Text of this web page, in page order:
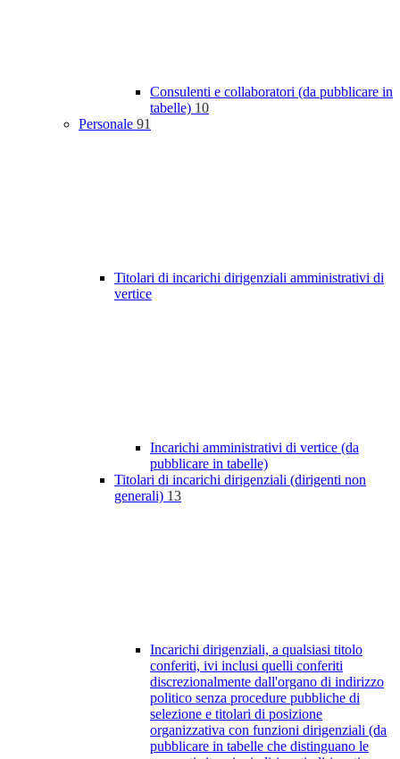
Consulenti e collaboratori (da pubblicare in
tabelle) 10
Personale 91
Titolari di incarichi dirigenziali amministrativi di
vertice
Incarichi amministrativi di vertice (da
pubblicare in tabelle)
Titolari di incarichi dirigenziali (dirigenti non
generali) 13
Incarichi dirigenziali, a qualsiasi titolo
conferiti, ivi inclusi quelli conferiti
discrezionalmente dall'organo di indirizzo
politico senza procedure pubbliche di
selezione e titolari di posizione
organizzativa con funzioni dirigenziali (da
pubblicare in tabelle che distinguano le